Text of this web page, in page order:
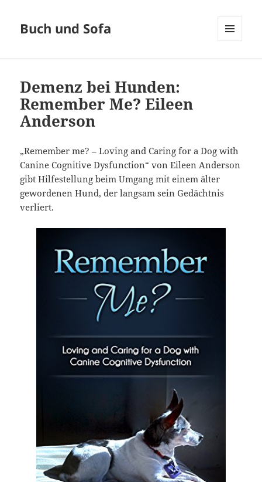
Buch und Sofa
Demenz bei Hunden:
Remember Me? Eileen
Anderson
„Remember me? – Loving and Caring for a Dog with
Canine Cognitive Dysfunction“ von Eileen Anderson
gibt Hilfestellung beim Umgang mit einem älter
gewordenen Hund, der langsam sein Gedächtnis
verliert.